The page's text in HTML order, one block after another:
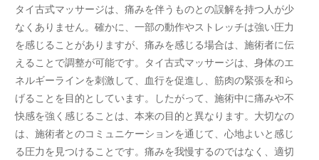
タイ古式マッサージは、痛みを伴うものとの誤解を持つ人が少
なくありません。確かに、一部の動作やストレッチは強い圧力
を感じることがありますが、痛みを感じる場合は、施術者に伝
えることで調整が可能です。タイ古式マッサージは、身体のエ
ネルギーラインを刺激して、血行を促進し、筋肉の緊張を和ら
げることを目的としています。したがって、施術中に痛みや不
快感を強く感じることは、本来の目的と異なります。大切なの
は、施術者とのコミュニケーションを通じて、心地よいと感じ
る圧力を見つけることです。痛みを我慢するのではなく、適切